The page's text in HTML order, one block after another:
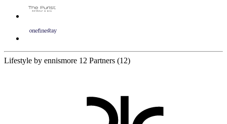
Lifestyle by ennismore 12 Partners (12)